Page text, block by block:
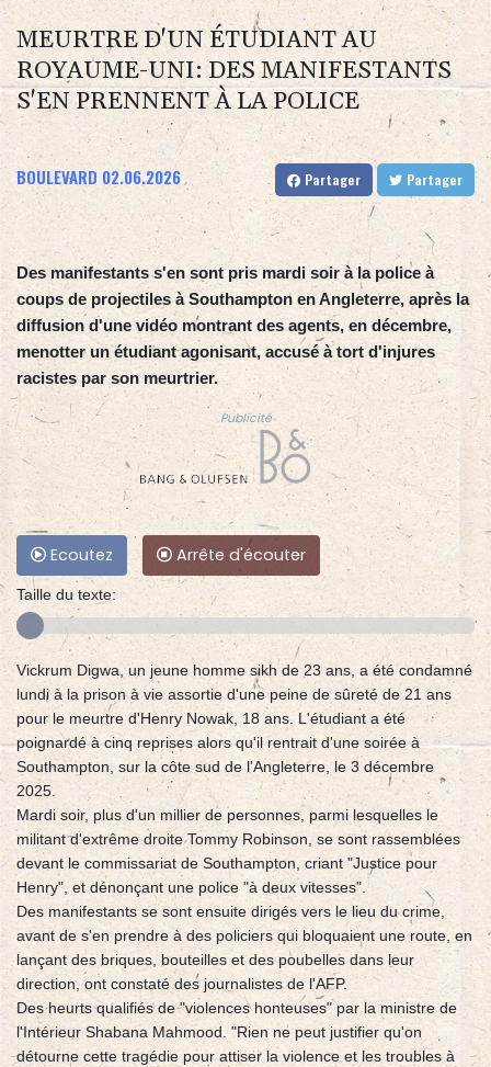
MEURTRE D'UN ÉTUDIANT AU
ROYAUME-UNI: DES MANIFESTANTS
S'EN PRENNENT À LA POLICE
BOULEVARD 02.06.2026 Partager Partager
Des manifestants s'en sont pris mardi soir à la police à
coups de projectiles à Southampton en Angleterre, après la
diffusion d'une vidéo montrant des agents, en décembre,
menotter un étudiant agonisant, accusé à tort d'injures
racistes par son meurtrier.
Publicité
Ecoutez Arrête d'écouter
Taille du texte:
Vickrum Digwa, un jeune homme sikh de 23 ans, a été condamné
lundi à la prison à vie assortie d'une peine de sûreté de 21 ans
pour le meurtre d'Henry Nowak, 18 ans. L'étudiant a été
poignardé à cinq reprises alors qu'il rentrait d'une soirée à
Southampton, sur la côte sud de l'Angleterre, le 3 décembre
2025.
Mardi soir, plus d'un millier de personnes, parmi lesquelles le
militant d'extrême droite Tommy Robinson, se sont rassemblées
devant le commissariat de Southampton, criant "Justice pour
Henry", et dénonçant une police "à deux vitesses".
Des manifestants se sont ensuite dirigés vers le lieu du crime,
avant de s'en prendre à des policiers qui bloquaient une route, en
lançant des briques, bouteilles et des poubelles dans leur
direction, ont constaté des journalistes de l'AFP.
Des heurts qualifiés de "violences honteuses" par la ministre de
l'Intérieur Shabana Mahmood. "Rien ne peut justifier qu'on
détourne cette tragédie pour attiser la violence et les troubles à